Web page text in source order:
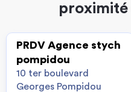
proximité
PRDV Agence stych
pompidou
10 ter boulevard
Georges Pompidou